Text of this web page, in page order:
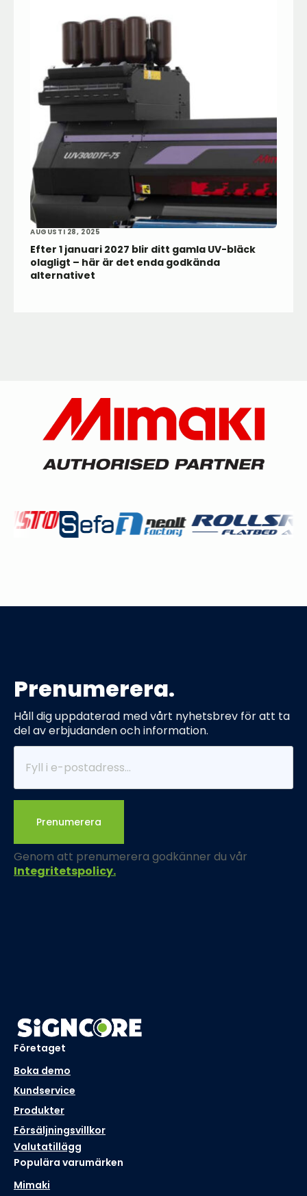
Efter 1 januari 2027 blir ditt gamla UV-bläck
olagligt – här är det enda godkända
alternativet
AUGUSTI 28, 2025
Prenumerera.
Håll dig uppdaterad med vårt nyhetsbrev för att ta
del av erbjudanden och information.
Prenumerera
Genom att prenumerera godkänner du vår
Integritetspolicy.
Företaget
Boka demo
Kundservice
Produkter
Försäljningsvillkor
Valutatillägg
Populära varumärken
Mimaki